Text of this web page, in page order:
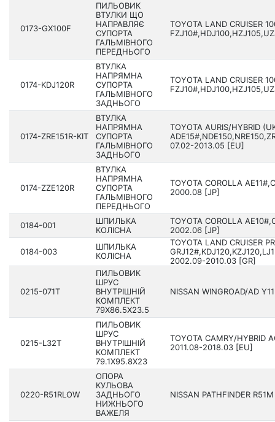
0173-GX100F
ПИЛЬОВИК
ВТУЛКИ ЩО
НАПРАВЛЯЄ
СУПОРТА
ГАЛЬМІВНОГО
ПЕРЕДНЬОГО
TOYOTA LAND CRUISER
0174-KDJ120R
ВТУЛКА
НАПРЯМНА
СУПОРТА
ГАЛЬМІВНОГО
ЗАДНЬОГО
TOYOTA LAND CRUISER
0174-ZRE151R-KIT
ВТУЛКА
НАПРЯМНА
СУПОРТА
ГАЛЬМІВНОГО
ЗАДНЬОГО
TOYOTA AURIS/HYBRID
07.02-2013.05 [EU]
0174-ZZE120R
ВТУЛКА
НАПРЯМНА
СУПОРТА
ГАЛЬМІВНОГО
ПЕРЕДНЬОГО
TOYOTA COROLLA
2000.08 [JP]
0184-001
ШПИЛЬКА
КОЛІСНА
TOYOTA COROLLA
2002.06 [JP]
0184-003
ШПИЛЬКА
КОЛІСНА
TOYOTA LAND CRUISER
2002.09-2010.03 [GR]
0215-071T
ПИЛЬОВИК
ШРУС
ВНУТРІШНІЙ
КОМПЛЕКТ
79X86.5X23.5
NISSAN WINGROAD/AD
0215-L32T
ПИЛЬОВИК
ШРУС
ВНУТРІШНІЙ
КОМПЛЕКТ
79.1X95.8X23
TOYOTA CAMRY/HYBRID
201­1.08-2018.03 [EU]
0220-R51RLOW
ОПОРА
КУЛЬОВА
ЗАДНЬОГО
НИЖНЬОГО
ВАЖЕЛЯ
NISSAN PATHFINDER